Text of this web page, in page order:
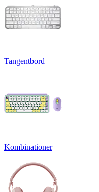
Tangentbord
Kombinationer